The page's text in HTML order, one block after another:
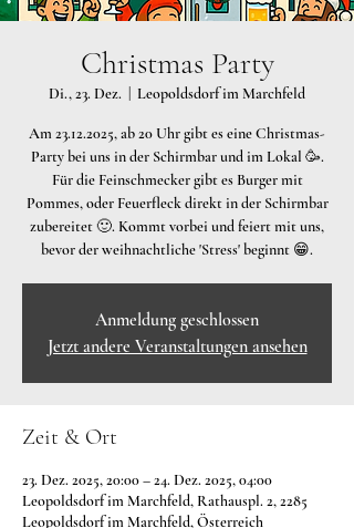
Christmas Party
Di., 23. Dez. Leopoldsdorf im Marchfeld
Am 23.12.2025, ab 20 Uhr gibt es eine Christmas-
Party bei uns in der Schirmbar und im Lokal 🥳.
Für die Feinschmecker gibt es Burger mit
Pommes, oder Feuerfleck direkt in der Schirmbar
zubereitet 🙂. Kommt vorbei und feiert mit uns,
bevor der weihnachtliche 'Stress' beginnt 😁.
Anmeldung geschlossen
Jetzt andere Veranstaltungen ansehen
Zeit & Ort
23. Dez. 2025, 20:00 – 24. Dez. 2025, 04:00
Leopoldsdorf im Marchfeld, Rathauspl. 2, 2285
Leopoldsdorf im Marchfeld, Österreich